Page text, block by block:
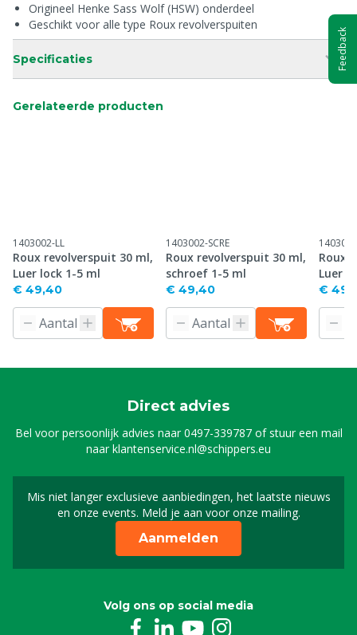
Origineel Henke Sass Wolf (HSW) onderdeel
Geschikt voor alle type Roux revolverspuiten
Specificaties
Gerelateerde producten
1403002-LL
Roux revolverspuit 30 ml,
Luer lock 1-5 ml
€ 49,40
1403002-SCRE
Roux revolverspuit 30 ml,
schroef 1-5 ml
€ 49,40
Roux
Luer
€
Direct advies
Bel voor persoonlijk advies naar0497-339787of stuur een mail
naarklantenservice.nl@schippers.eu
Mis niet langer exclusieve aanbiedingen, het laatste nieuws
en onze events. Meld je aan voor onze mailing.
Schrijf je in voor onze
Aanmelden
Volg ons op social media
Feedback